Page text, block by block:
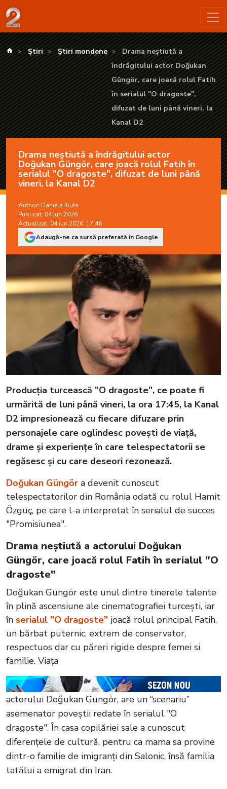
Drama neștiută a îndrăgitului actor Doğukan Güngör, care
kanald.ro
Știri Știri mondene
Drama neștiută a
îndrăgitului actor Doğukan
Güngör, care joacă rolul Fatih
în serialul "O dragoste",
difuzat de luni până vineri, la
Kanal D2
Drama neștiută a îndrăgitului actor
Doğukan Güngör, care joacă rolul Fatih în
serialul "O dragoste", difuzat de luni până
vineri, la Kanal D2
Author: Daniela Iliuta
Publicat: 04 iun 2026
Actualizat: 04 iun 2026, 17:46
Adaugă-ne ca sursă preferată în Google
Producția turcească "O dragoste", ce poate fi
urmărită de luni până vineri, la ora 17:45, la Kanal
D2 impresionează cu fiecare difuzare prin
personajele care oglindesc povești de viață,
drame și experiențe în care telespectatorii se
regăsesc și cu care deseori rezonează.
Doğukan Güngör a devenit cunoscut
telespectatorilor din România odată cu rolul Hamit
Özgüç, pe care l-a interpretat în serialul de succes
"Promisiunea".
Drama neștiută a actorului Doğukan
Güngör, care joacă rolul Fatih în serialul "O
dragoste"
Doğukan Güngör este unul dintre tinerele talente
în plină ascensiune ale cinematografiei turcești, iar
în serialul "O dragoste" joacă rolul principal Fatih,
un bărbat puternic, extrem de conservator,
respectuos dar cu păreri rigide despre femei si
familie. Viața
actorului Doğukan Güngör, are un “scenariu”
asemenator poveștii redate în serialul "O
dragoste". În casa copilăriei sale a cunoscut
diferențele de cultură, pentru ca mama sa provine
dintr-o familie de imigranți din Salonic, însă familia
tatălui a emigrat din Iran.